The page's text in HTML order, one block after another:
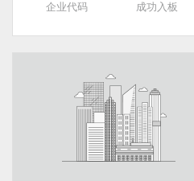
企业代码 成功入板